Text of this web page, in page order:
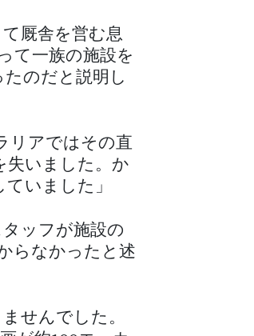
厩舎を営む息
て一族の施設を
のだと説明し
リアではその直
失いました。か
いました」
ッフが施設の
らなかったと述
せんでした。